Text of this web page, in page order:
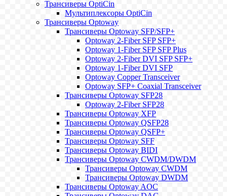
Трансиверы OptiCin
Мультиплексоры OptiCin
Трансиверы Optoway
Трансиверы Optoway SFP/SFP+
Optoway 2-Fiber SFP SFP+
Optoway 1-Fiber SFP SFP Plus
Optoway 2-Fiber DVI SFP SFP+
Optoway 1-Fiber DVI SFP
Optoway Copper Transceiver
Optoway SFP+ Coaxial Transceiver
Трансиверы Optoway SFP28
Optoway 2-Fiber SFP28
Трансиверы Optoway XFP
Трансиверы Optoway QSFP28
Трансиверы Optoway QSFP+
Трансиверы Optoway SFF
Трансиверы Optoway BIDI
Трансиверы Optoway CWDM/DWDM
Трансиверы Optoway CWDM
Трансиверы Optoway DWDM
Трансиверы Optoway AOC